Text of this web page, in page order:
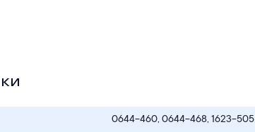
0644-460, 0644-468, 1623-505